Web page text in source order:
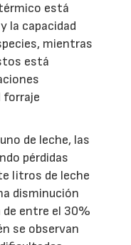
está
la capacidad
mientras
está
forraje
de leche, las
pérdidas
litros de leche
disminución
entre el 30%
se observan